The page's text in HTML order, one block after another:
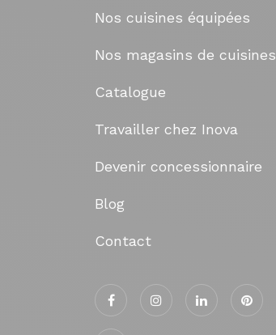
Nos cuisines équipées
Nos magasins de cuisines
Catalogue
Travailler chez Inova
Devenir concessionnaire
Blog
Contact